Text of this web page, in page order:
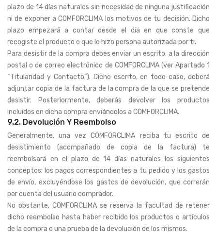
plazo de 14 días naturales sin necesidad de ninguna justificación
ni de exponer a COMFORCLIMA los motivos de tu decisión. Dicho
plazo empezará a contar desde el día en que conste que
recogiste el producto o que lo hizo persona autorizada por ti.
Para desistir de la compra debes enviar un escrito, a la dirección
postal o de correo electrónico de COMFORCLIMA (ver Apartado 1
“Titularidad y Contacto”). Dicho escrito, en todo caso, deberá
adjuntar copia de la factura de la compra de la que se pretende
desistir. Posteriormente, deberás devolver los productos
incluidos en dicha compra enviándolos a COMFORCLIMA.
9.2. Devolución Y Reembolso
Generalmente, una vez COMFORCLIMA reciba tu escrito de
desistimiento (acompañado de copia de la factura) te
reembolsará en el plazo de 14 días naturales los siguientes
conceptos: los pagos correspondientes a tu pedido y los gastos
de envío, excluyéndose los gastos de devolución, que correrán
por cuenta del usuario comprador.
No obstante, COMFORCLIMA se reserva la facultad de retener
dicho reembolso hasta haber recibido los productos o artículos
de la compra o una prueba de la devolución de los mismos.